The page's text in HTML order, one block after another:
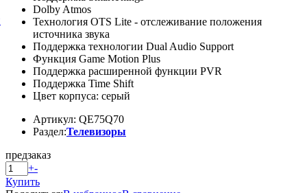
Dolby Atmos
Технология OTS Lite - отслеживание положения
источника звука
Поддержка технологии Dual Audio Support
Функция Game Motion Plus
Поддержка расширенной функции PVR
Поддержка Time Shift
Цвет корпуса: серый
Артикул: QE75Q70
Раздел:Телевизоры
предзаказ
+-
Купить